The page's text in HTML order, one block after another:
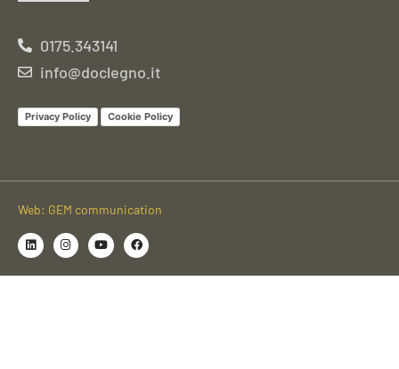
0175.343141
info@doclegno.it
Privacy Policy Cookie Policy
Web: GEM communication